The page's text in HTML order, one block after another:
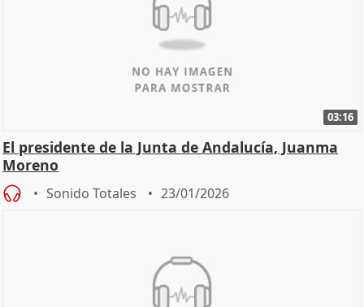
03:16
El presidente de la Junta de Andalucía, Juanma
Moreno
Sonido Totales 23/01/2026